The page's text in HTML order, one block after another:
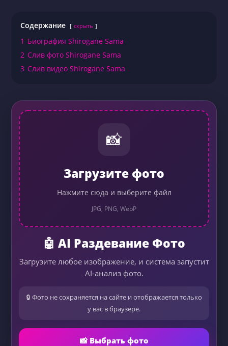
Содержание скрыть
1 Биография Shirogane Sama
2 Слив фото Shirogane Sama
3 Слив видео Shirogane Sama
📸
Загрузите фото
Нажмите сюда и выберите файл
JPG, PNG, WebP
🤖 AI Раздевание Фото
Загрузите любое изображение, и система запустит
AI-анализ фото.
🔒 Фото не сохраняется на сайте и отображается только
у вас в браузере.
📸 Выбрать фото